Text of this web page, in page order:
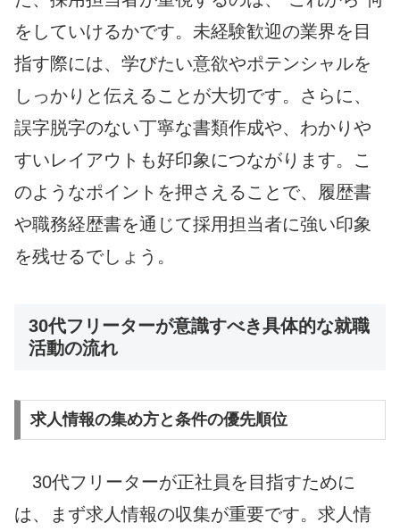
をしていけるかです。未経験歓迎の業界を目
指す際には、学びたい意欲やポテンシャルを
しっかりと伝えることが大切です。さらに、
誤字脱字のない丁寧な書類作成や、わかりや
すいレイアウトも好印象につながります。こ
のようなポイントを押さえることで、履歴書
や職務経歴書を通じて採用担当者に強い印象
を残せるでしょう。
30代フリーターが意識すべき具体的な就職
活動の流れ
求人情報の集め方と条件の優先順位
30代フリーターが正社員を目指すために
は、まず求人情報の収集が重要です。求人情